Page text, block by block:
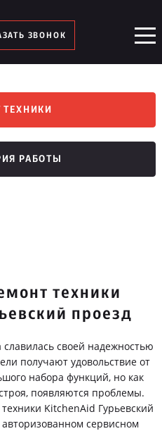
ЗВОНОК
ТЕХНИКИ
РАБОТЫ
техники
проезд
славилась своей надежностью
получают удовольствие от
набора функций, но как
появляются проблемы.
KitchenAid Гурьевский
сервисном